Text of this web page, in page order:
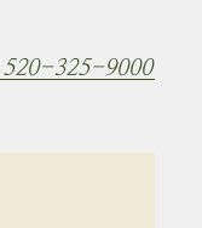
520-325-9000